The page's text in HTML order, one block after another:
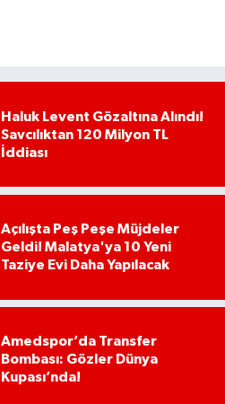
Haluk Levent Gözaltına Alındı!
Savcılıktan 120 Milyon TL
İddiası
Açılışta Peş Peşe Müjdeler
Geldi! Malatya'ya 10 Yeni
Taziye Evi Daha Yapılacak
Amedspor’da Transfer
Bombası: Gözler Dünya
Kupası’nda!